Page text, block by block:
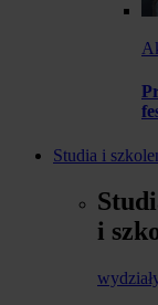
Studia i
i